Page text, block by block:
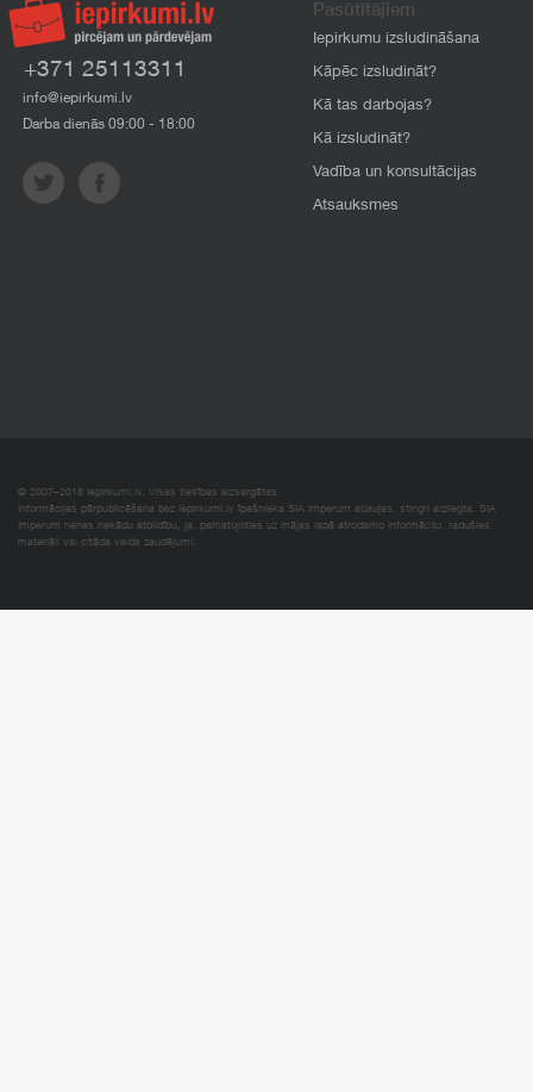
+371 25113311
info@iepirkumi.lv
Darba dienās 09:00 - 18:00
Pasūtītājiem
Iepirkumu izsludināšana
Kāpēc izsludināt?
Kā tas darbojas?
Kā izsludināt?
Vadība un konsultācijas
Atsauksmes
© 2007–2018 Iepirkumi.lv. Visas tiesības aizsargātas.
Informācijas pārpublicēšana bez iepirkumi.lv īpašnieka SIA Imperum atļaujas, stingri aizliegta. SIA
Imperum nenes nekādu atbildību, ja, pamatojoties uz mājas lapā atrodamo informāciju, radušies
materiāli vai citāda veida zaudējumi.